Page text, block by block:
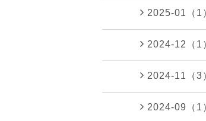
2025-01（1
2024-12（1
2024-11（3
2024-09（1